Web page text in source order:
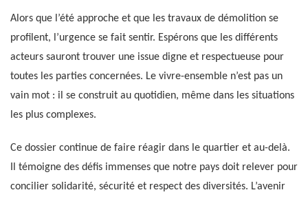
Alors que l’été approche et que les travaux de démolition se
profilent, l’urgence se fait sentir. Espérons que les différents
acteurs sauront trouver une issue digne et respectueuse pour
toutes les parties concernées. Le vivre-ensemble n’est pas un
vain mot : il se construit au quotidien, même dans les situations
les plus complexes.
Ce dossier continue de faire réagir dans le quartier et au-delà.
Il témoigne des défis immenses que notre pays doit relever pour
concilier solidarité, sécurité et respect des diversités. L’avenir